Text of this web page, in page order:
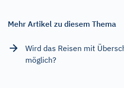
Mehr Artikel zu diesem Thema
Wird das Reisen mit
möglich?